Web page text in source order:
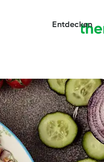
Entdecken